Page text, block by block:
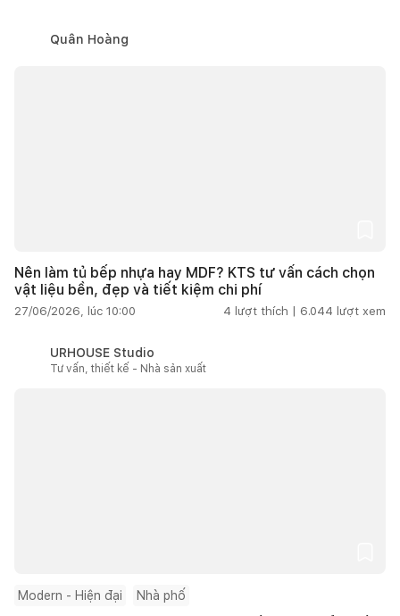
Quân Hoàng
Nên làm tủ bếp nhựa hay MDF? KTS tư vấn cách chọn
vật liệu bền, đẹp và tiết kiệm chi phí
27/06/2026, lúc 10:00 4 lượt thích | 6.044 lượt xem
URHOUSE Studio
Tư vấn, thiết kế - Nhà sản xuất
Modern - Hiện đại Nhà phố